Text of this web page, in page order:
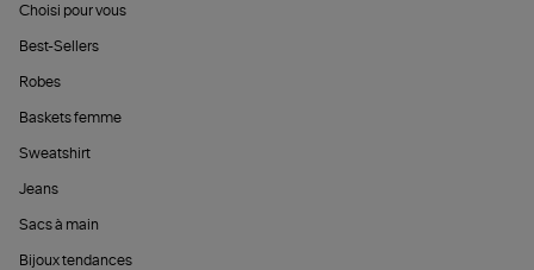
Choisi pour vous
Best-Sellers
Robes
Baskets femme
Sweatshirt
Jeans
Sacs à main
Bijoux tendances